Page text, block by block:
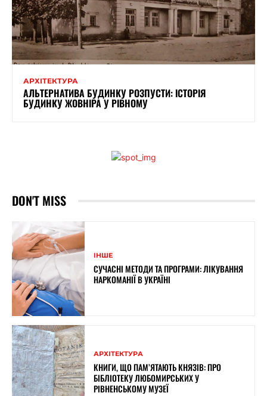
АРХІТЕКТУРА
АЛЬТЕРНАТИВА БУДИНКУ РОЗПУСТИ: ІСТОРІЯ
БУДИНКУ ЖОВНІРА У РІВНОМУ
DON'T MISS
ІНШЕ
СУЧАСНІ МЕТОДИ ТА ПРОГРАМИ: ЛІКУВАННЯ
НАРКОМАНІЇ В УКРАЇНІ
АРХІТЕКТУРА
КНИГИ, ЩО ПАМ’ЯТАЮТЬ КНЯЗІВ: ПРО
БІБЛІОТЕКУ ЛЮБОМИРСЬКИХ У
РІВНЕНСЬКОМУ МУЗЕЇ